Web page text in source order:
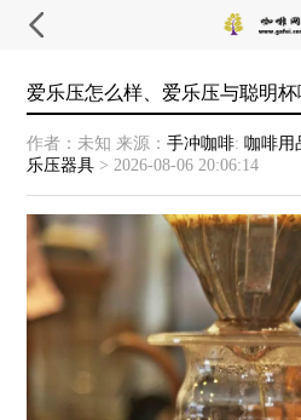
爱乐压怎么样、爱乐压与聪明
作者：未知 来源：手冲咖啡:咖啡用
乐压器具 >2026-08-06 20:06:14